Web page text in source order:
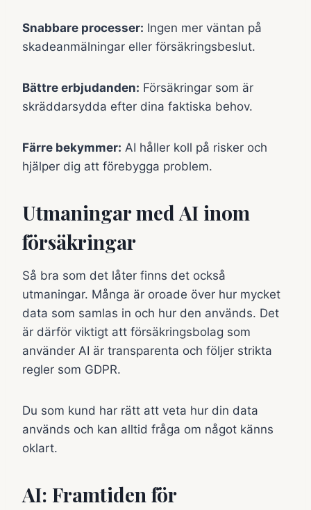
Snabbare processer: Ingen mer väntan på
skadeanmälningar eller försäkringsbeslut.
Bättre erbjudanden: Försäkringar som är
skräddarsydda efter dina faktiska behov.
Färre bekymmer: AI håller koll på risker och
hjälper dig att förebygga problem.
Utmaningar med AI inom
försäkringar
Så bra som det låter finns det också
utmaningar. Många är oroade över hur mycket
data som samlas in och hur den används. Det
är därför viktigt att försäkringsbolag som
använder AI är transparenta och följer strikta
regler som GDPR.
Du som kund har rätt att veta hur din data
används och kan alltid fråga om något känns
oklart.
AI: Framtiden för